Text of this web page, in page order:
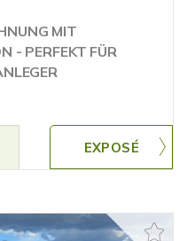
MIT
- PERFEKT FÜR